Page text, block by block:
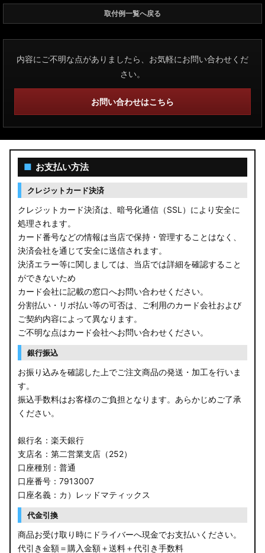
取付例一覧へ戻る
内容にご不明な点がありましたら、お気軽にお問い合わせくだ
さい。
お問い合わせはこちら
■ お支払い方法
クレジットカード決済
クレジットカード決済は、暗号化通信（SSL）により安全に
処理されます。
カード番号などの情報は当店で保持・管理することはなく、
決済会社を通じて安全に送信されます。
決済エラー等に関しましては、当店では詳細を確認すること
ができないため
カード会社に記載の窓口へお問い合わせください。
分割払い・リボ払い等の可否は、ご利用のカード会社および
ご契約内容によって異なります。
ご不明な点はカード会社へお問い合わせください。
銀行振込
お振り込みを確認した上でご注文商品の発送・加工を行いま
す。
振込手数料はお客様のご負担となります。あらかじめご了承
ください。
銀行名：楽天銀行
支店名：第二営業支店（252）
口座種別：普通
口座番号：7913007
口座名義：カ）レッドマティックス
代金引換
商品お受け取り時にドライバーへ現金でお支払いください。
代引き金額＝購入金額＋送料＋代引き手数料